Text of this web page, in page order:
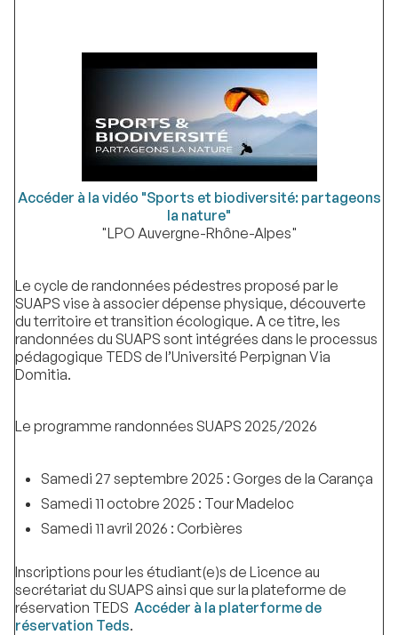
Accéder à la vidéo "Sports et biodiversité: partageons
la nature"
"LPO Auvergne-Rhône-Alpes"
Le cycle de randonnées pédestres proposé par le
SUAPS vise à associer dépense physique, découverte
du territoire et transition écologique. A ce titre, les
randonnées du SUAPS sont intégrées dans le processus
pédagogique TEDS de l’Université Perpignan Via
Domitia.
Le programme randonnées SUAPS 2025/2026
Samedi 27 septembre 2025 : Gorges de la Carança
Samedi 11 octobre 2025 : Tour Madeloc
Samedi 11 avril 2026 : Corbières
Inscriptions pour les étudiant(e)s de Licence au
secrétariat du SUAPS ainsi que sur la plateforme de
réservation TEDS Accéder à la platerforme de
réservation Teds.